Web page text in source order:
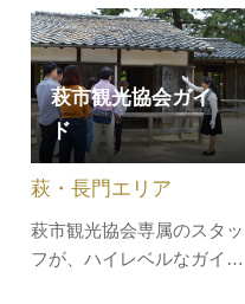
クリームが人気です。＼美
味しい道の駅グルメがたく
さん！／山口県内そのほか
の人気の道の駅はこちら
萩市観光協会ガイ
ド
萩市観光協会専属のスタッ
フが、ハイレベルなガイド
萩・長門エリア